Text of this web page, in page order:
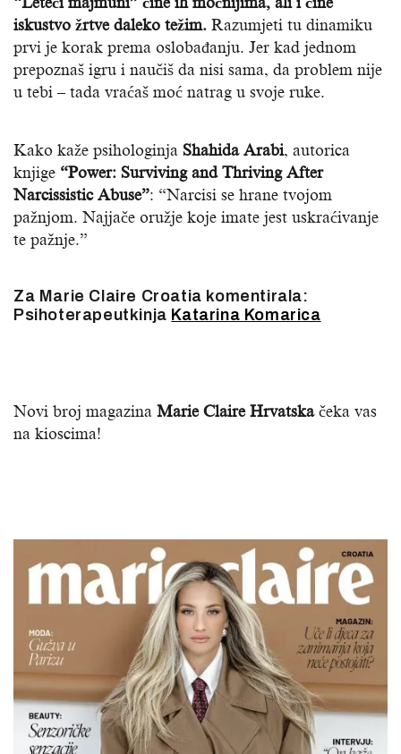
iskustvo žrtve daleko težim. Razumjeti tu dinamiku
prvi je korak prema oslobađanju. Jer kad jednom
prepoznaš igru i naučiš da nisi sama, da problem nije
u tebi – tada vraćaš moć natrag u svoje ruke.
Kako kaže psihologinja Shahida Arabi, autorica
knjige “Power: Surviving and Thriving After
Narcissistic Abuse”: “Narcisi se hrane tvojom
pažnjom. Najjače oružje koje imate jest uskraćivanje
te pažnje.”
Za Marie Claire Croatia komentirala:
Psihoterapeutkinja Katarina Komarica
Novi broj magazina Marie Claire Hrvatskačeka vas
na kioscima!